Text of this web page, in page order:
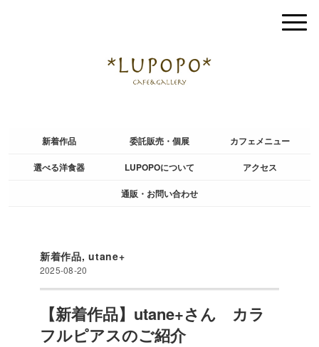
新着作品 委託販売・個展 カフェメニュー
選べる洋食器 LUPOPOについて アクセス
通販・お問い合わせ
新着作品,utane+
2025-08-20
【新着作品】utane+さん カラ
フルピアスのご紹介